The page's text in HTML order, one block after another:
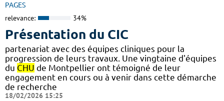
PAGES
relevance: 34%
Présentation du CIC
partenariat avec des équipes cliniques pour la
progression de leurs travaux. Une vingtaine d'équipes
du CHU de Montpellier ont témoigné de leur
engagement en cours ou à venir dans cette démarche
de recherche
18/02/2026 15:25